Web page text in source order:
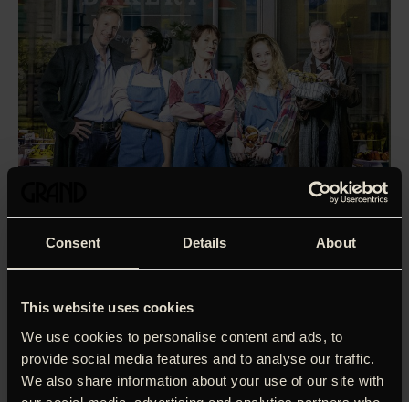
Consent Details About
This website uses cookies
We use cookies to personalise content and ads, to
provide social media features and to analyse our traffic.
We also share information about your use of our site with
Da den 19-årige Clarissa uventet mister sin mor, Sarah,